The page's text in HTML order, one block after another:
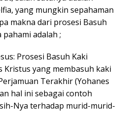
yang mungkin sepahaman
makna dari prosesi Basuh
adalah ;
Prosesi Basuh Kaki
Kristus yang membasuh kaki
Terakhir (Yohanes
hal ini sebagai contoh
Nya terhadap murid-murid-